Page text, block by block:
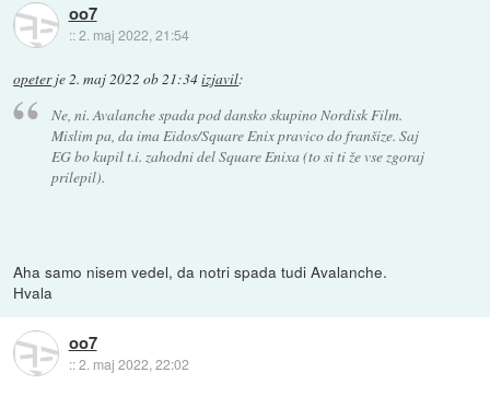
oo7
::2. maj 2022, 21:54
opeterje2. maj 2022 ob 21:34izjavil:
Ne, ni. Avalanche spada pod dansko skupino Nordisk Film.
Mislim pa, da ima Eidos/Square Enix pravico do franšize. Saj
EG bo kupil t.i. zahodni del Square Enixa (to si ti že vse zgoraj
prilepil).
Aha samo nisem vedel, da notri spada tudi Avalanche.
Hvala
oo7
::2. maj 2022, 22:02